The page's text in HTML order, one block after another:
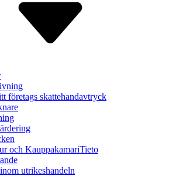
företags skatte­handavtryck
och Kauppa­kamariTieto
utrikes­handeln